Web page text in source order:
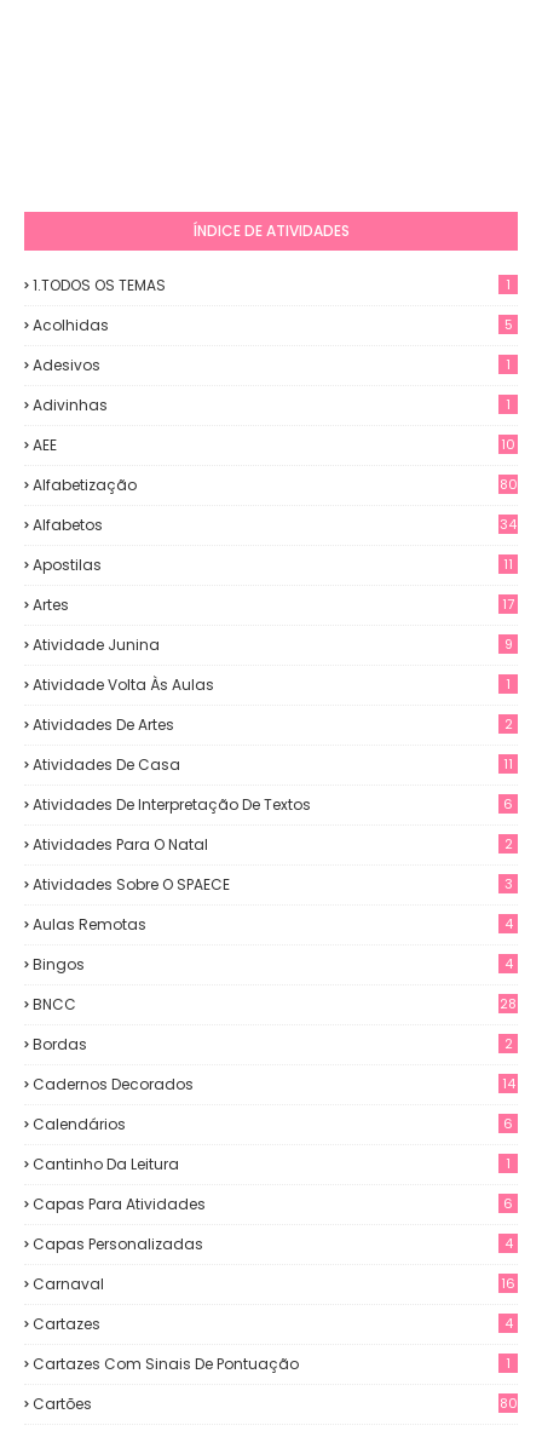
ÍNDICE DE ATIVIDADES
1.TODOS OS TEMAS 1
Acolhidas 5
Adesivos 1
Adivinhas 1
AEE 10
Alfabetização 80
Alfabetos 34
Apostilas 11
Artes 17
Atividade Junina 9
Atividade Volta Às Aulas 1
Atividades De Artes 2
Atividades De Casa 11
Atividades De Interpretação De Textos 6
Atividades Para O Natal 2
Atividades Sobre O SPAECE 3
Aulas Remotas 4
Bingos 4
BNCC 28
Bordas 2
Cadernos Decorados 14
Calendários 6
Cantinho Da Leitura 1
Capas Para Atividades 6
Capas Personalizadas 4
Carnaval 16
Cartazes 4
Cartazes Com Sinais De Pontuação 1
Cartões 80